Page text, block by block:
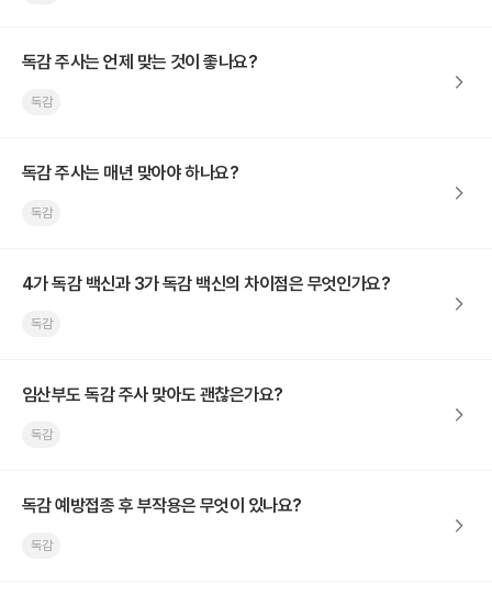
독감 주사는 언제 맞는 것이 좋나요?
독감
독감 주사는 매년 맞아야 하나요?
독감
4가 독감 백신과 3가 독감 백신의 차이점은 무엇인가요?
독감
임산부도 독감 주사 맞아도 괜찮은가요?
독감
독감 예방접종 후 부작용은 무엇이 있나요?
독감